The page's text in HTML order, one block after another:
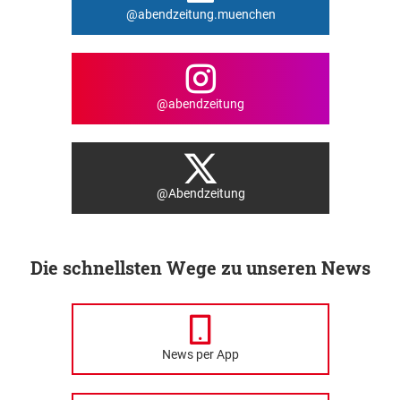
@abendzeitung.muenchen
@abendzeitung
@Abendzeitung
Die schnellsten Wege zu unseren News
News per App